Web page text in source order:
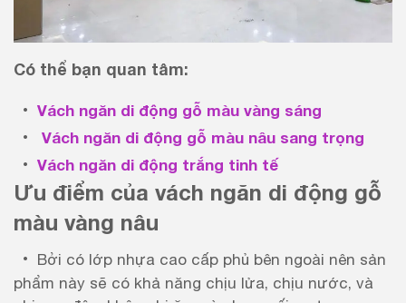
Có thể bạn quan tâm:
Vách ngăn di động gỗ màu vàng sáng
Vách ngăn di động gỗ màu nâu sang trọng
Vách ngăn di động trắng tinh tế
Ưu điểm của vách ngăn di động gỗ
màu vàng nâu
Bởi có lớp nhựa cao cấp phủ bên ngoài nên sản
phẩm này sẽ có khả năng chịu lửa, chịu nước, và